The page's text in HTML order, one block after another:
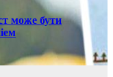
може бути